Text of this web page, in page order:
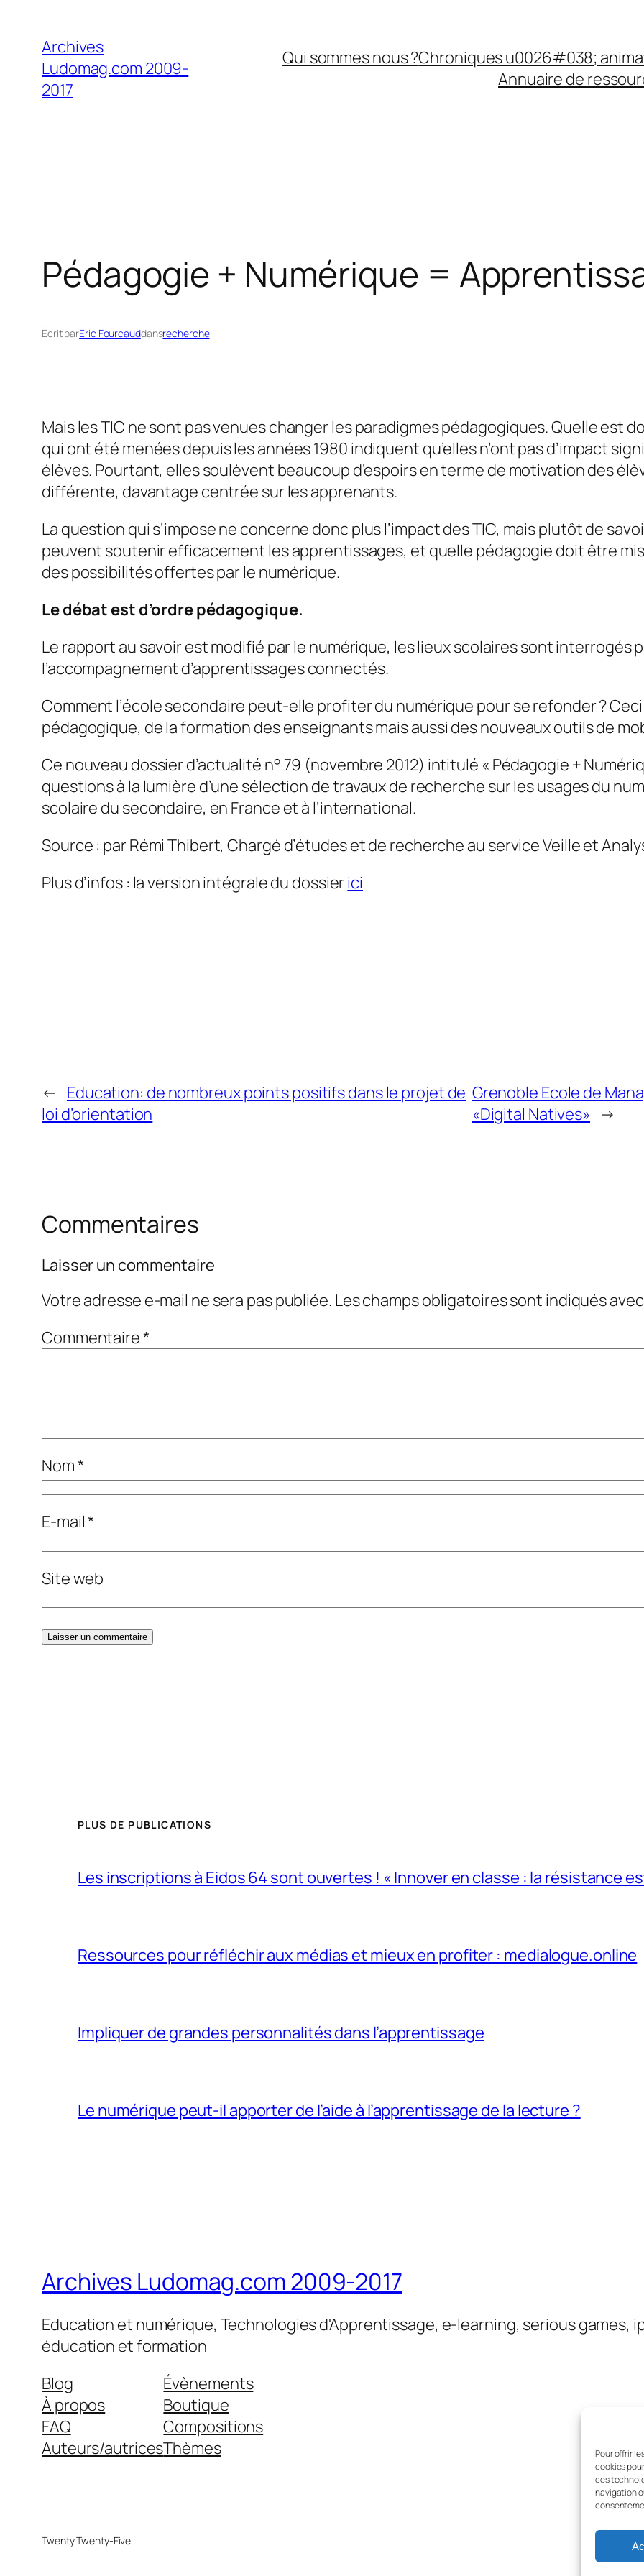
Pour offrir
cookies
ces
navigation
contenu
Archives
Ludomag.com 2009-
2017
Qui sommes nous ?Chroniques u0026#038;
Annuaire de
Pédagogie + Numérique =
Écrit parEric Fourcauddansrecherche
Mais les TIC ne sont pas venues changer les paradigmes pédagogiques. Quelle est
qui ont été menées depuis les années 1980 indiquent qu’elles n’ont pas d’impact
élèves. Pourtant, elles soulèvent beaucoup d’espoirs en terme de motivation des
différente, davantage centrée sur les apprenants.
La question qui s’impose ne concerne donc plus l’impact des TIC, mais plutôt de
peuvent soutenir efficacement les apprentissages, et quelle pédagogie doit être
des possibilités offertes par le numérique.
Le débat est d’ordre pédagogique.
Le rapport au savoir est modifié par le numérique, les lieux scolaires sont interrogés
l’accompagnement d’apprentissages connectés.
Comment l’école secondaire peut-elle profiter du numérique pour se refonder ?
pédagogique, de la formation des enseignants mais aussi des nouveaux outils de
Ce nouveau dossier d’actualité n° 79 (novembre 2012) intitulé « Pédagogie +
questions à la lumière d’une sélection de travaux de recherche sur les usages du
scolaire du secondaire, en France et à l’international.
Source : par Rémi Thibert, Chargé d’études et de recherche au service Veille et
Plus d’infos : la version intégrale du dossier ici
← Education: de nombreux points positifs dans le projet de
loi d’orientation
Grenoble Ecole de
«Digital Natives» →
Commentaires
Laisser un commentaire
Votre adresse e-mail ne sera pas publiée. Les champs obligatoires sont indiqués
Commentaire*
Nom*
E-mail*
Site web
PLUS DE PUBLICATIONS
Les inscriptions à Eidos 64 sont ouvertes ! « Innover en classe : la résistance
Ressources pour réfléchir aux médias et mieux en profiter : medialogue.online
Impliquer de grandes personnalités dans l’apprentissage
Le numérique peut-il apporter de l’aide à l’apprentissage de la lecture ?
Archives Ludomag.com 2009-2017
Education et numérique, Technologies d'Apprentissage, e-learning, serious games,
éducation et formation
Blog
À propos
FAQ
Auteurs/autrices
Évènements
Boutique
Compositions
Thèmes
Twenty Twenty-Five